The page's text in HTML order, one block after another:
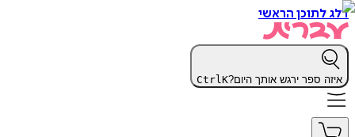
דלג לתוכן הראשי
איזה ספר ירגש אותך היום? CtrlK